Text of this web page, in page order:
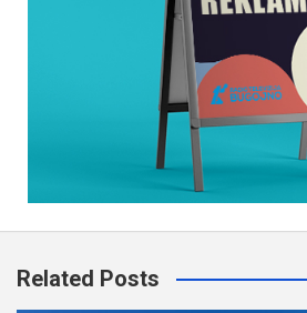
Related Posts